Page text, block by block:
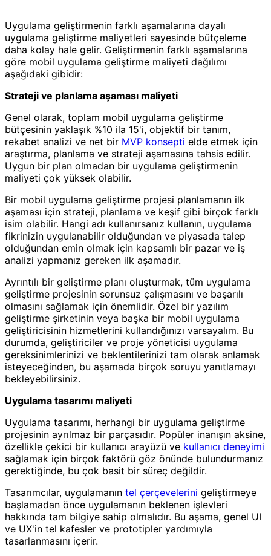
Uygulama geliştirmenin farklı aşamalarına dayalı
uygulama geliştirme maliyetleri sayesinde bütçeleme
daha kolay hale gelir. Geliştirmenin farklı aşamalarına
göre mobil uygulama geliştirme maliyeti dağılımı
aşağıdaki gibidir:
Strateji ve planlama aşaması maliyeti
Genel olarak, toplam mobil uygulama geliştirme
bütçesinin yaklaşık %10 ila 15'i, objektif bir tanım,
rekabet analizi ve net bir MVP konsepti elde etmek için
araştırma, planlama ve strateji aşamasına tahsis edilir.
Uygun bir plan olmadan bir uygulama geliştirmenin
maliyeti çok yüksek olabilir.
Bir mobil uygulama geliştirme projesi planlamanın ilk
aşaması için strateji, planlama ve keşif gibi birçok farklı
isim olabilir. Hangi adı kullanırsanız kullanın, uygulama
fikrinizin uygulanabilir olduğundan ve piyasada talep
olduğundan emin olmak için kapsamlı bir pazar ve iş
analizi yapmanız gereken ilk aşamadır.
Ayrıntılı bir geliştirme planı oluşturmak, tüm uygulama
geliştirme projesinin sorunsuz çalışmasını ve başarılı
olmasını sağlamak için önemlidir. Özel bir yazılım
geliştirme şirketinin veya başka bir mobil uygulama
geliştiricisinin hizmetlerini kullandığınızı varsayalım. Bu
durumda, geliştiriciler ve proje yöneticisi uygulama
gereksinimlerinizi ve beklentilerinizi tam olarak anlamak
isteyeceğinden, bu aşamada birçok soruyu yanıtlamayı
bekleyebilirsiniz.
Uygulama tasarımı maliyeti
Uygulama tasarımı, herhangi bir uygulama geliştirme
projesinin ayrılmaz bir parçasıdır. Popüler inanışın aksine,
özellikle çekici bir kullanıcı arayüzü ve kullanıcı deneyimi
sağlamak için birçok faktörü göz önünde bulundurmanız
gerektiğinde, bu çok basit bir süreç değildir.
Tasarımcılar, uygulamanın tel çerçevelerini geliştirmeye
başlamadan önce uygulamanın beklenen işlevleri
hakkında tam bilgiye sahip olmalıdır. Bu aşama, genel UI
ve UX'in tel kafesler ve prototipler yardımıyla
tasarlanmasını içerir.